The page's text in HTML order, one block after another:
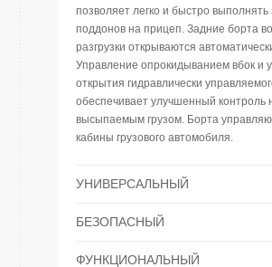
позволяет легко и быстро выполнять
поддонов на прицеп. Задние борта
разгрузки открываются
Управление опрокидыванием вбок и
открытия гидравлически
обеспечивает улучшенный контроль
высыпаемым грузом. Борта
кабины грузового автомобиля.
УНИВЕРСАЛЬНЫЙ
БЕЗОПАСНЫЙ
ФУНКЦИОНАЛЬНЫЙ